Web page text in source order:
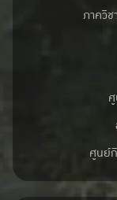
ภาควิ
ศูนย์